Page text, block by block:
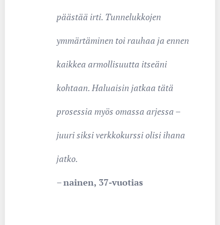
päästää irti. Tunnelukkojen
ymmärtäminen toi rauhaa ja ennen
kaikkea armollisuutta itseäni
kohtaan. Haluaisin jatkaa tätä
prosessia myös omassa arjessa –
juuri siksi verkkokurssi olisi ihana
jatko.
–nainen, 37-vuotias